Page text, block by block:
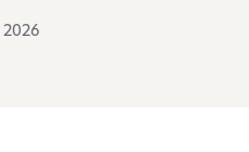
2026